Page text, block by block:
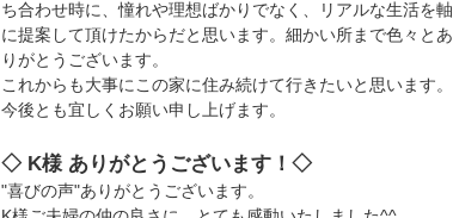
ち合わせ時に、憧れや理想ばかりでなく、リアルな生活を軸
に提案して頂けたからだと思います。細かい所まで色々とあ
りがとうございます。
これからも大事にこの家に住み続けて行きたいと思います。
今後とも宜しくお願い申し上げます。
◇ K様 ありがとうございます！◇
"喜びの声"ありがとうございます。